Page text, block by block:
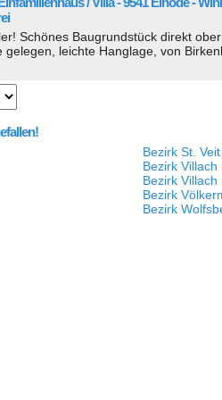
Schönes Baugrundstück direkt
gelegen, leichte Hanglage, von
Bezirk St.
Bezirk Villach
Bezirk Villach
Bezirk
Bezirk